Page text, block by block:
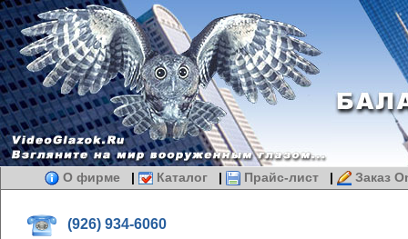
О фирме | Каталог | Прайс-лист | Заказ
(926) 934-6060